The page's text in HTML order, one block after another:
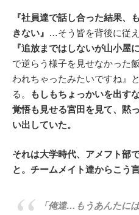
『社員達で話し合った結果、
きない』 …そう皆を背後に従
『追放まではしないが山小屋
で逆らう様子を見せなかった
われちゃったみたいですね』
る。
もしもちょっかいを出す
覚悟も見せる宮田を見て、黙
い出していた。
それは大学時代、アメフト部
と。チームメイト達からこう
「俺達…もうあんたに